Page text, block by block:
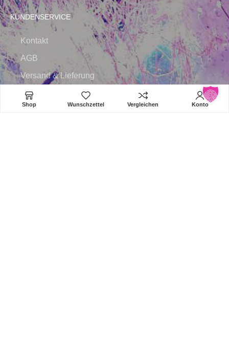
KUNDENSERVICE
Kontakt
AGB
Versand & Lieferung
Widerruf
Zahlungsweisen
Shop Wunschzettel Vergleichen Konto